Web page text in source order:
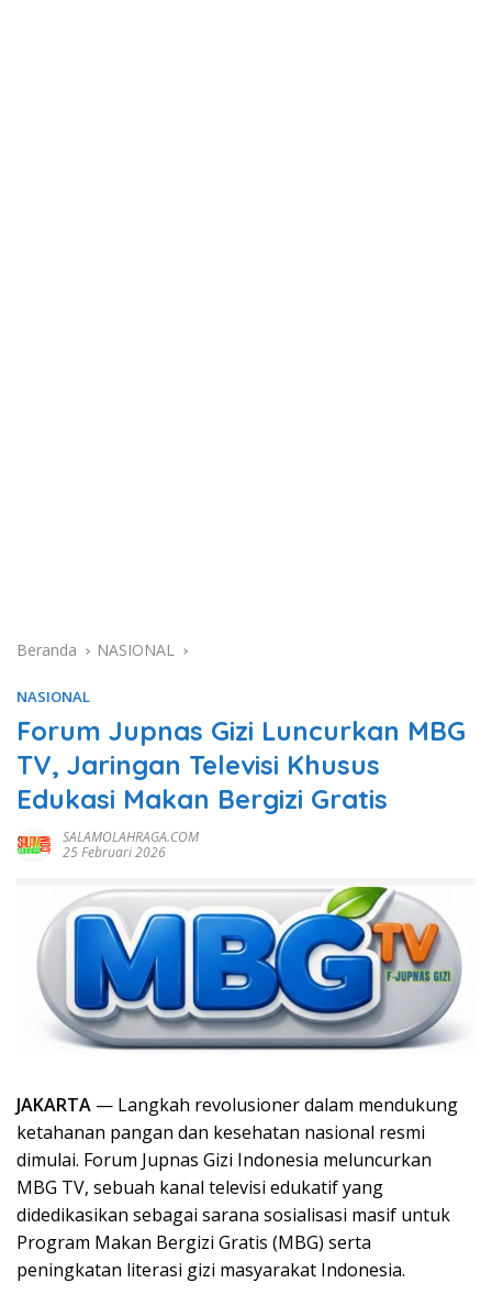
Beranda NASIONAL
NASIONAL
Forum Jupnas Gizi Luncurkan MBG
TV, Jaringan Televisi Khusus
Edukasi Makan Bergizi Gratis
SALAMOLAHRAGA.COM
25 Februari 2026
JAKARTA — Langkah revolusioner dalam mendukung
ketahanan pangan dan kesehatan nasional resmi
dimulai. Forum Jupnas Gizi Indonesia meluncurkan
MBG TV, sebuah kanal televisi edukatif yang
didedikasikan sebagai sarana sosialisasi masif untuk
Program Makan Bergizi Gratis (MBG) serta
peningkatan literasi gizi masyarakat Indonesia.